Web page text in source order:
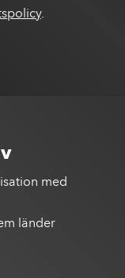
.
med
länder